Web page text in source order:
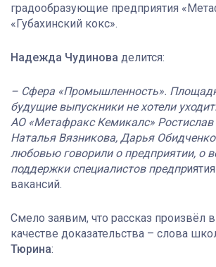
градообразующие предприятия
«Губахинский кокс».
Надежда Чудинова делится:
– Сфера «Промышленность».
будущие выпускники не хотели
АО «Метафракс Кемикалс» Ростислав
Наталья Вязникова, Дарья
любовью говорили о предприятии, о
поддержки специалистов предпр
вакансий.
Смело заявим, что рассказ произвёл
качестве доказательства – слова
Тюрина: